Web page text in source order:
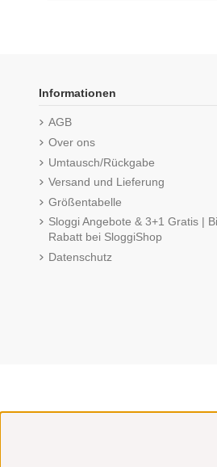
Informationen
AGB
Over ons
Umtausch/Rückgabe
Versand und Lieferung
Größentabelle
Sloggi Angebote & 3+1 Gratis |
Rabatt bei SloggiShop
Datenschutz